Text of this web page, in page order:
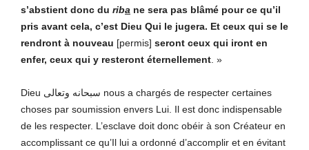
s’abstient donc du riba ne sera pas blâmé pour ce qu’il
pris avant cela, c’est Dieu Qui le jugera. Et ceux qui se le
rendront à nouveau [permis] seront ceux qui iront en
enfer, ceux qui y resteront éternellement . »
Dieu سبحانه وتعالى nous a chargés de respecter certaines
choses par soumission envers Lui. Il est donc indispensable
de les respecter. L’esclave doit donc obéir à son Créateur en
accomplissant ce qu’Il lui a ordonné d’accomplir et en évitant